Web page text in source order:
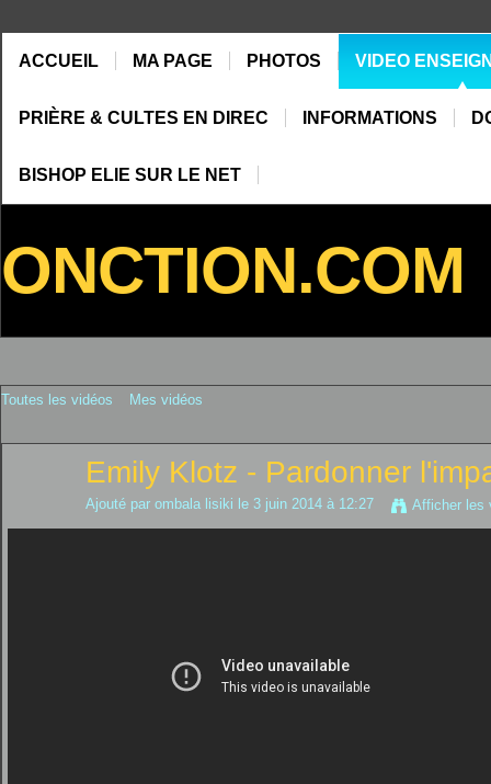
ACCUEIL MA PAGE PHOTOS VIDEO
PRIÈRE & CULTES EN DIREC INFORMATIONS
BISHOP ELIE SUR LE NET
ONCTION.COM
Toutes les vidéos Mes vidéos
Emily Klotz - Pardonner
Ajouté par ombala lisiki le 3 juin 2014 à 12:27 Afficher les